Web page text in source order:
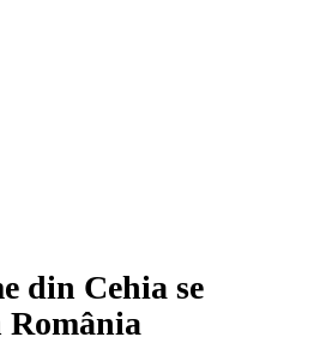
din Cehia se
România